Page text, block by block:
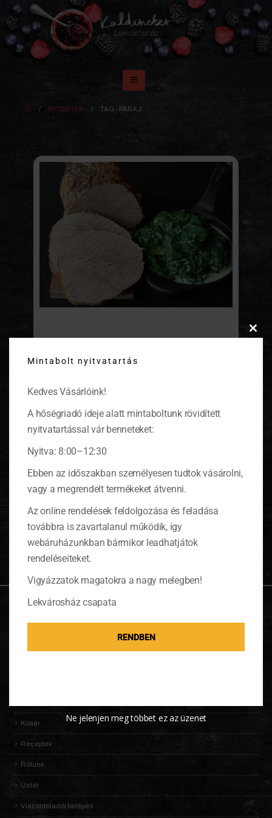
RECEPTEK TAG - PARAJ
Fehérpecsenye tejszínes spenóttal
Ünnepi fogásnak is beillik, de ebédre is jó
szedett spenótot használjunk hozzá, és egy
kínáljuk.(tovább…)
KOSÁR
0 ITEMS
Nincsenek termékek a kosárban.
OLDALTÉRKÉP
Kosár
Receptek
Rólunk
Üzlet
Viszonteladói belépés
Mintabolt nyitvatartás
Kedves Vásárlóink!
A hőségriadó ideje alatt mintaboltunk rövidített
nyitvatartással vár benneteket:
Nyitva: 8:00–12:30
Ebben az időszakban személyesen tudtok vásárolni,
vagy a megrendelt termékeket átvenni.
Az online rendelések feldolgozása és feladása
továbbra is zavartalanul működik, így
webáruházunkban bármikor leadhatjátok
rendeléseiteket.
Vigyázzatok magatokra a nagy melegben!
Lekvárosház csapata
RENDBEN
Ne jelenjen meg többet ez az üzenet